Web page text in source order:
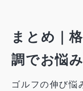
まとめ｜
調でお悩
ゴルフの伸び悩